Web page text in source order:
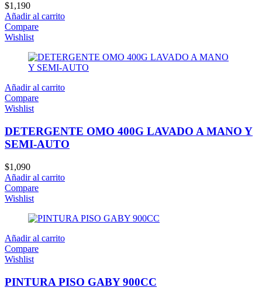
$1,190
Añadir al carrito
Compare
Wishlist
Añadir al carrito
Compare
Wishlist
DETERGENTE OMO 400G LAVADO A MANO Y
SEMI-AUTO
$1,090
Añadir al carrito
Compare
Wishlist
Añadir al carrito
Compare
Wishlist
PINTURA PISO GABY 900CC